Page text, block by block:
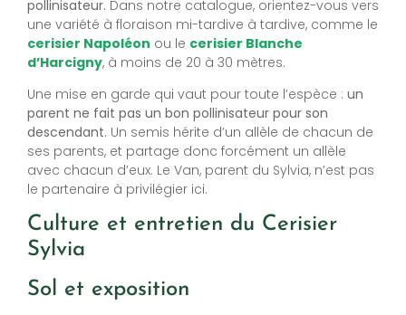
pollinisateur. Dans notre catalogue, orientez-vous vers
une variété à floraison mi-tardive à tardive, comme le
cerisier Napoléon ou le cerisier Blanche
d’Harcigny, à moins de 20 à 30 mètres.
Une mise en garde qui vaut pour toute l’espèce : un
parent ne fait pas un bon pollinisateur pour son
descendant. Un semis hérite d’un allèle de chacun de
ses parents, et partage donc forcément un allèle
avec chacun d’eux. Le Van, parent du Sylvia, n’est pas
le partenaire à privilégier ici.
Culture et entretien du Cerisier
Sylvia
Sol et exposition